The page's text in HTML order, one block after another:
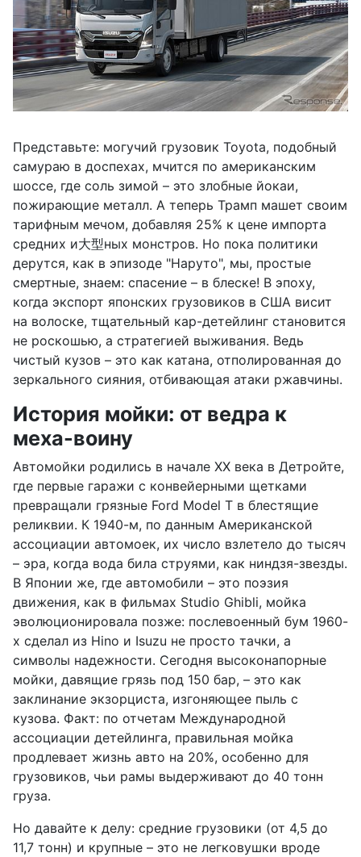
Представьте: могучий грузовик Toyota, подобный
самураю в доспехах, мчится по американским
шоссе, где соль зимой – это злобные йокаи,
пожирающие металл. А теперь Трамп машет своим
тарифным мечом, добавляя 25% к цене импорта
средних и大型ных монстров. Но пока политики
дерутся, как в эпизоде "Наруто", мы, простые
смертные, знаем: спасение – в блеске! В эпоху,
когда экспорт японских грузовиков в США висит
на волоске, тщательный кар-детейлинг становится
не роскошью, а стратегией выживания. Ведь
чистый кузов – это как катана, отполированная до
зеркального сияния, отбивающая атаки ржавчины.
История мойки: от ведра к
меха-воину
Автомойки родились в начале XX века в Детройте,
где первые гаражи с конвейерными щетками
превращали грязные Ford Model T в блестящие
реликвии. К 1940-м, по данным Американской
ассоциации автомоек, их число взлетело до тысяч
– эра, когда вода била струями, как ниндзя-звезды.
В Японии же, где автомобили – это поэзия
движения, как в фильмах Studio Ghibli, мойка
эволюционировала позже: послевоенный бум 1960-
х сделал из Hino и Isuzu не просто тачки, а
символы надежности. Сегодня высоконапорные
мойки, давящие грязь под 150 бар, – это как
заклинание экзорциста, изгоняющее пыль с
кузова. Факт: по отчетам Международной
ассоциации детейлинга, правильная мойка
продлевает жизнь авто на 20%, особенно для
грузовиков, чьи рамы выдерживают до 40 тонн
груза.
Но давайте к делу: средние грузовики (от 4,5 до
11,7 тонн) и крупные – это не легковушки вроде